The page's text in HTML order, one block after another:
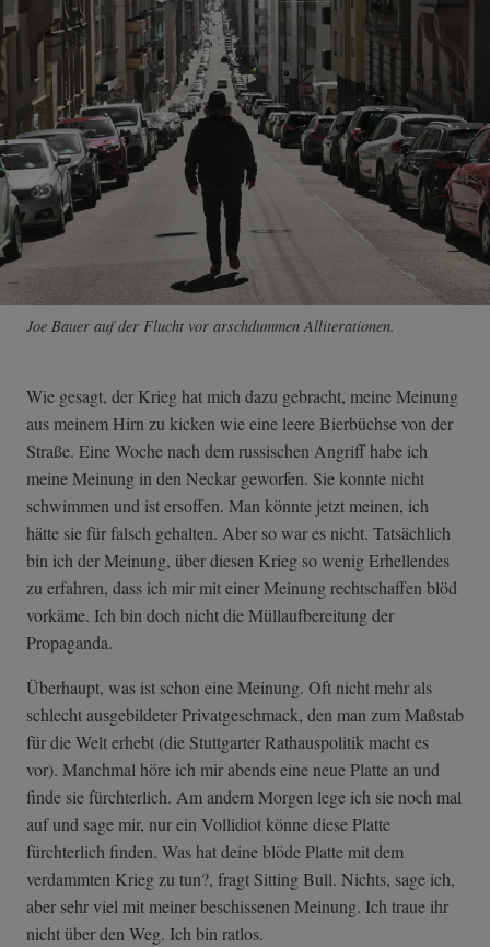
Joe Bauer auf der Flucht vor arschdummen Alliterationen.
Wie gesagt, der Krieg hat mich dazu gebracht, meine Meinung
aus meinem Hirn zu kicken wie eine leere Bierbüchse von der
Straße. Eine Woche nach dem russischen Angriff habe ich
meine Meinung in den Neckar geworfen. Sie konnte nicht
schwimmen und ist ersoffen. Man könnte jetzt meinen, ich
hätte sie für falsch gehalten. Aber so war es nicht. Tatsächlich
bin ich der Meinung, über diesen Krieg so wenig Erhellendes
zu erfahren, dass ich mir mit einer Meinung rechtschaffen blöd
vorkäme. Ich bin doch nicht die Müllaufbereitung der
Propaganda.
Überhaupt, was ist schon eine Meinung. Oft nicht mehr als
schlecht ausgebildeter Privatgeschmack, den man zum Maßstab
für die Welt erhebt (die Stuttgarter Rathauspolitik macht es
vor). Manchmal höre ich mir abends eine neue Platte an und
finde sie fürchterlich. Am andern Morgen lege ich sie noch mal
auf und sage mir, nur ein Vollidiot könne diese Platte
fürchterlich finden. Was hat deine blöde Platte mit dem
verdammten Krieg zu tun?, fragt Sitting Bull. Nichts, sage ich,
aber sehr viel mit meiner beschissenen Meinung. Ich traue ihr
nicht über den Weg. Ich bin ratlos.